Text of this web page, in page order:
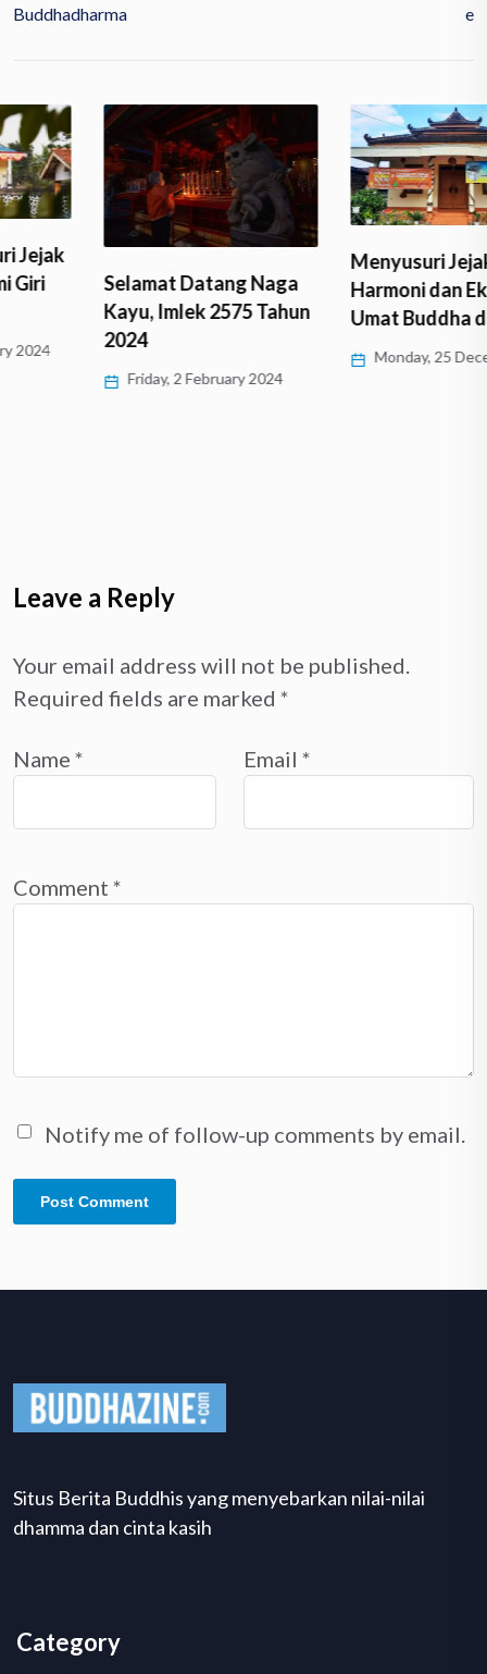
Buddhadharma E
Selamat Datang Naga
Kayu, Imlek 2575 Tahun
2024
Friday, 2 February 2024
Menyusuri Jejak
Harmoni dan Eksistensi
Umat Buddha di…
Monday, 25 December 2023
Leave a Reply
Your email address will not be published.
Required fields are marked *
Name * Email *
Comment *
Notify me of follow-up comments by email.
Situs Berita Buddhis yang menyebarkan nilai-nilai
dhamma dan cinta kasih
Category